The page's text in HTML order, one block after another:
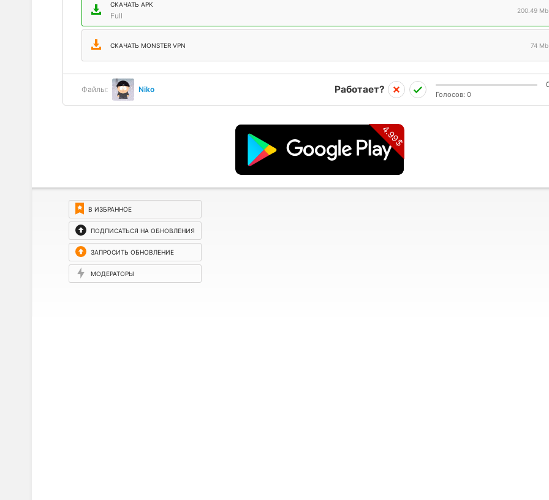
СКАЧАТЬ APK
Full
200.49 Mb
СКАЧАТЬ MONSTER VPN 74 Mb
Файлы: Niko Работает? Голосов: 0
4.99$
В ИЗБРАННОЕ
ПОДПИСАТЬСЯ НА ОБНОВЛЕНИЯ
ЗАПРОСИТЬ ОБНОВЛЕНИЕ
МОДЕРАТОРЫ